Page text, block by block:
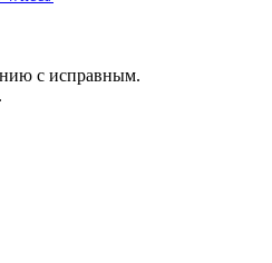
с исправным.